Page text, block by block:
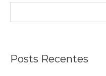
Posts Recentes